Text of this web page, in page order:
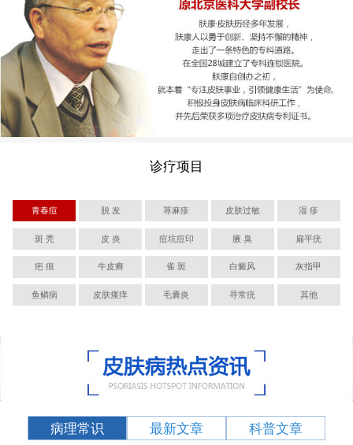
诊疗项目
青春痘 脱 发 荨麻疹 皮肤过敏 湿 疹
斑 秃 皮 炎 痘坑痘印 腋 臭 扁平疣
疤 痕 牛皮癣 雀 斑 白癜风 灰指甲
鱼鳞病 皮肤瘙痒 毛囊炎 寻常疣 其他
病理常识 最新文章 科普文章